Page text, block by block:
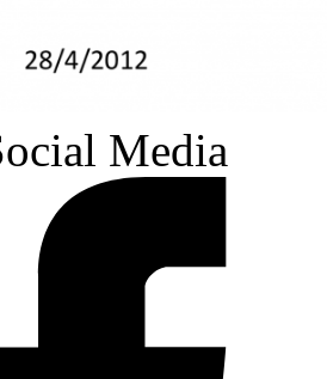
Media